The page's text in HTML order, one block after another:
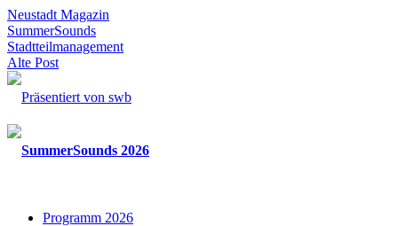
Neustadt Magazin
SummerSounds
Stadtteilmanagement
Alte Post
Programm 2026